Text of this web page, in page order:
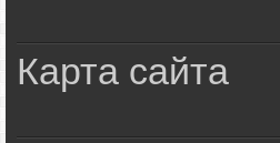
Карта сайта